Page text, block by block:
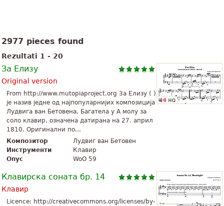
2977 pieces found
Rezultati 1 - 20
За Елизу
Original version
From http://www.mutopiaproject.org 3а Елизу ( )
је назив једне од најпопуларнијих композиција
Лудвига ван Бетовена, Багатела у A молу за
соло клавир, означена датирана на 27. април
1810. Оригинални по...
Композитор
Лудвиг ван Бетовен
Инструменти
Клавир
Опус
WoO 59
Клавирска соната бр. 14
Клавир
Licence: http://creativecommons.org/licenses/by-